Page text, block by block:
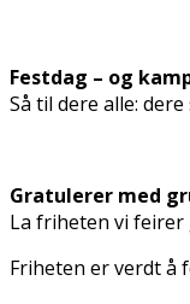
Festdag – og
Så til dere alle:
Gratulerer med
La friheten vi feirer
Friheten er verdt å